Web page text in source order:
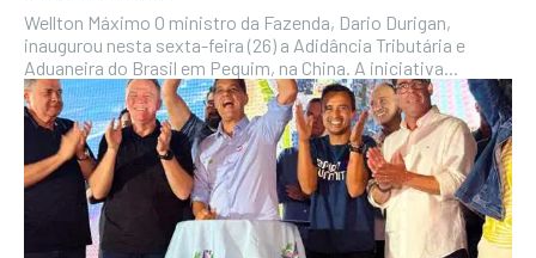
Wellton Máximo O ministro da Fazenda, Dario Durigan,
inaugurou nesta sexta-feira (26) a Adidância Tributária e
Aduaneira do Brasil em Pequim, na China. A iniciativa...